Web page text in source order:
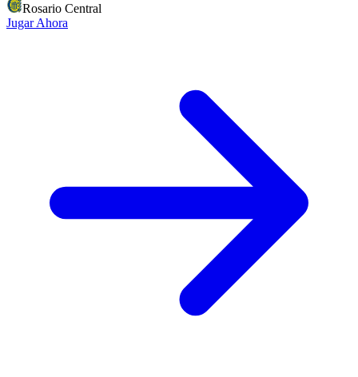
Rosario Central
Jugar Ahora